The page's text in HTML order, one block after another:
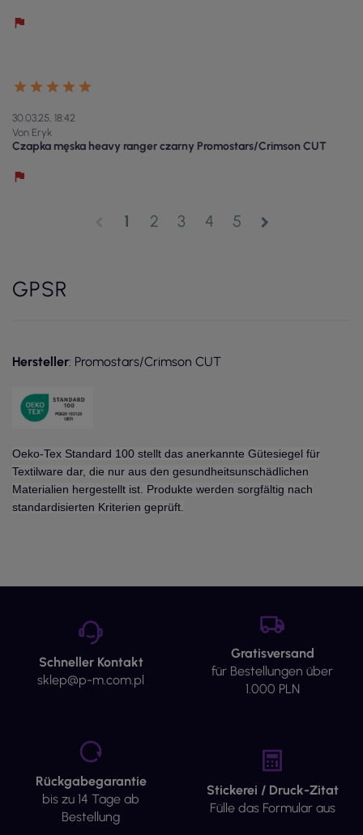
30.03.25, 18:42
Von Eryk
Czapka męska heavy ranger czarny Promostars/Crimson CUT
1 2 3 4 5 chevron_right
GPSR
Hersteller: Promostars/Crimson CUT
Oeko-Tex Standard 100 stellt das anerkannte Gütesiegel für
Textilware dar, die nur aus den gesundheitsunschädlichen
Materialien hergestellt ist. Produkte werden sorgfältig nach
standardisierten Kriterien geprüft.
Schneller Kontakt
sklep@p-m.com.pl
Gratisversand
für Bestellungen über
1.000 PLN
Rückgabegarantie
bis zu 14 Tage ab
Bestellung
Stickerei / Druck-Zitat
Fülle das Formular aus